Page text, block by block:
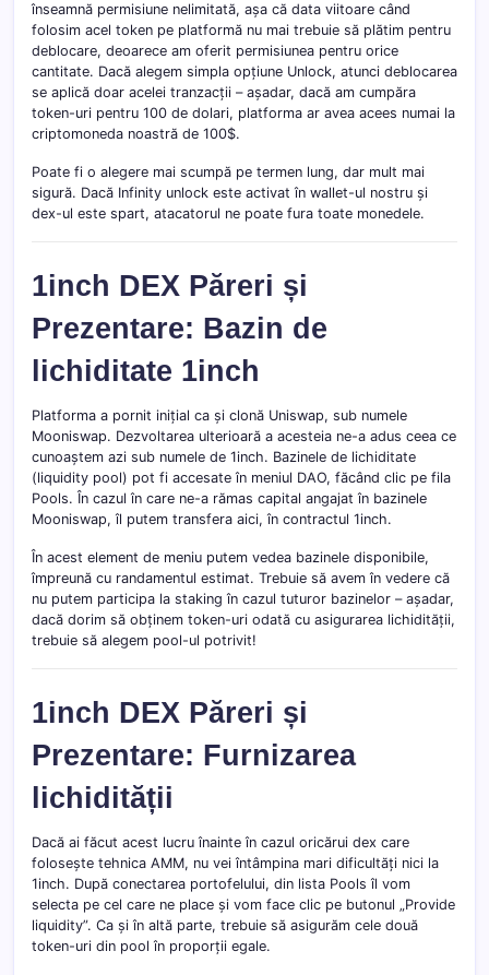
înseamnă permisiune nelimitată, așa că data viitoare când
folosim acel token pe platformă nu mai trebuie să plătim pentru
deblocare, deoarece am oferit permisiunea pentru orice
cantitate. Dacă alegem simpla opțiune Unlock, atunci deblocarea
se aplică doar acelei tranzacții – așadar, dacă am cumpăra
token-uri pentru 100 de dolari, platforma ar avea acees numai la
criptomoneda noastră de 100$.
Poate fi o alegere mai scumpă pe termen lung, dar mult mai
sigură. Dacă Infinity unlock este activat în wallet-ul nostru și
dex-ul este spart, atacatorul ne poate fura toate monedele.
1inch DEX Păreri și
Prezentare: Bazin de
lichiditate 1inch
Platforma a pornit inițial ca și clonă Uniswap, sub numele
Mooniswap. Dezvoltarea ulterioară a acesteia ne-a adus ceea ce
cunoaștem azi sub numele de 1inch. Bazinele de lichiditate
(liquidity pool) pot fi accesate în meniul DAO, făcând clic pe fila
Pools. În cazul în care ne-a rămas capital angajat în bazinele
Mooniswap, îl putem transfera aici, în contractul 1inch.
În acest element de meniu putem vedea bazinele disponibile,
împreună cu randamentul estimat. Trebuie să avem în vedere că
nu putem participa la staking în cazul tuturor bazinelor – așadar,
dacă dorim să obținem token-uri odată cu asigurarea lichidității,
trebuie să alegem pool-ul potrivit!
1inch DEX Păreri și
Prezentare: Furnizarea
lichidității
Dacă ai făcut acest lucru înainte în cazul oricărui dex care
folosește tehnica AMM, nu vei întâmpina mari dificultăți nici la
1inch. După conectarea portofelului, din lista Pools îl vom
selecta pe cel care ne place și vom face clic pe butonul „Provide
liquidity”. Ca și în altă parte, trebuie să asigurăm cele două
token-uri din pool în proporții egale.